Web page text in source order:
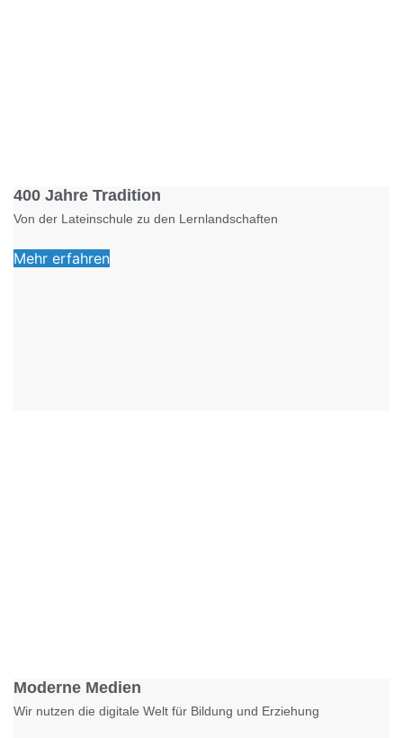
400 Jahre Tradition
Von der Lateinschule zu den Lernlandschaften
Mehr erfahren
Moderne Medien
Wir nutzen die digitale Welt für Bildung und Erziehung